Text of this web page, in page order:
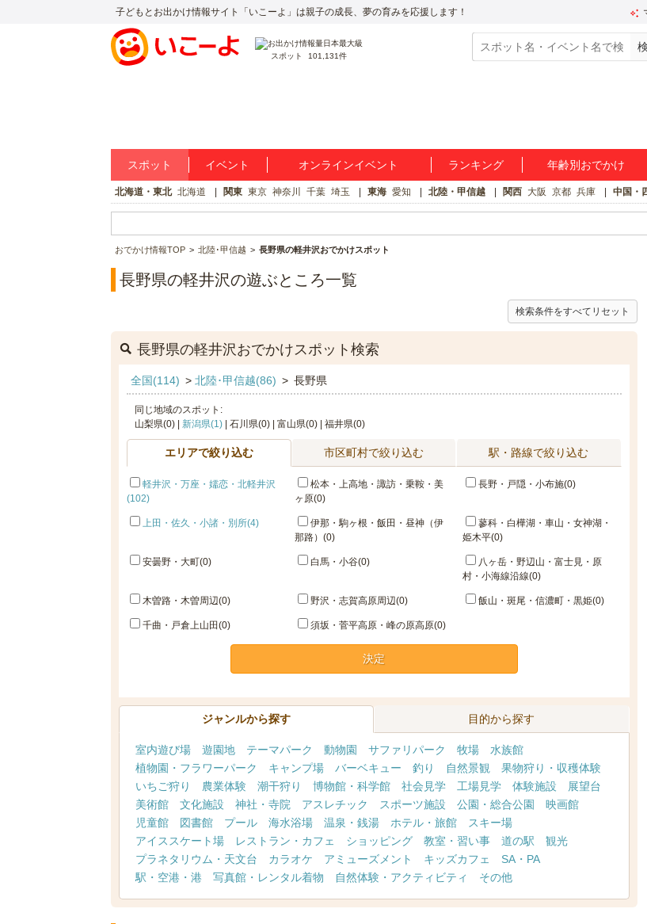
子どもとお出かけ情報サイト「いこーよ」は親子の成長、夢の育みを応援します！
スポット 101,131件
スポット イベント オンラインイベント ランキング 年齢別おでかけ
北海道・東北 北海道 関東 東京 神奈川 千葉 埼玉 東海 愛知 北陸・甲信越 関西 大阪 京都 兵庫 中国・
おでかけ情報TOP 北陸･甲信越 長野県の軽井沢おでかけスポット
長野県の軽井沢の遊ぶところ一覧
検索条件をすべてリセット
長野県の軽井沢おでかけスポット検索
全国(114) > 北陸･甲信越(86) > 長野県
同じ地域のスポット:
山梨県(0) |
新潟県(1)| 石川県(0) | 富山県(0) | 福井県(0)
エリアで絞り込む 市区町村で絞り込む 駅・路線で絞り込む
軽井沢・万座・嬬恋・北軽井沢
(102)
松本・上高地・諏訪・乗鞍・美
ヶ原(0)
長野・戸隠・小布施(0)
上田・佐久・小諸・別所(4)
伊那・駒ヶ根・飯田・昼神（伊
那路）(0)
蓼科・白樺湖・車山・女神湖・
姫木平(0)
安曇野・大町(0) 白馬・小谷(0)
八ヶ岳・野辺山・富士見・原
村・小海線沿線(0)
木曽路・木曽周辺(0) 野沢・志賀高原周辺(0) 飯山・斑尾・信濃町・黒姫(0)
千曲・戸倉上山田(0) 須坂・菅平高原・峰の原高原(0)
決定
ジャンルから探す 目的から探す
室内遊び場 遊園地 テーマパーク 動物園 サファリパーク 牧場
水族館
植物園・フラワーパーク
キャンプ場 バーベキュー 釣り 自然景観
果物狩り・収穫体験
いちご狩り
農業体験 潮干狩り 博物館・科学館 社会見学 工場見学 体験施設
展望台
美術館
文化施設 神社・寺院 アスレチック スポーツ施設 公園・総合公園
映画館
児童館
図書館 プール 海水浴場 温泉・銭湯 ホテル・旅館
スキー場
アイススケート場
レストラン・カフェ ショッピング 教室・習い事 道の駅
観光
プラネタリウム・天文台
カラオケ アミューズメント キッズカフェ
SA・PA
駅・空港・港
写真館・レンタル着物 自然体験・アクティビティ その他